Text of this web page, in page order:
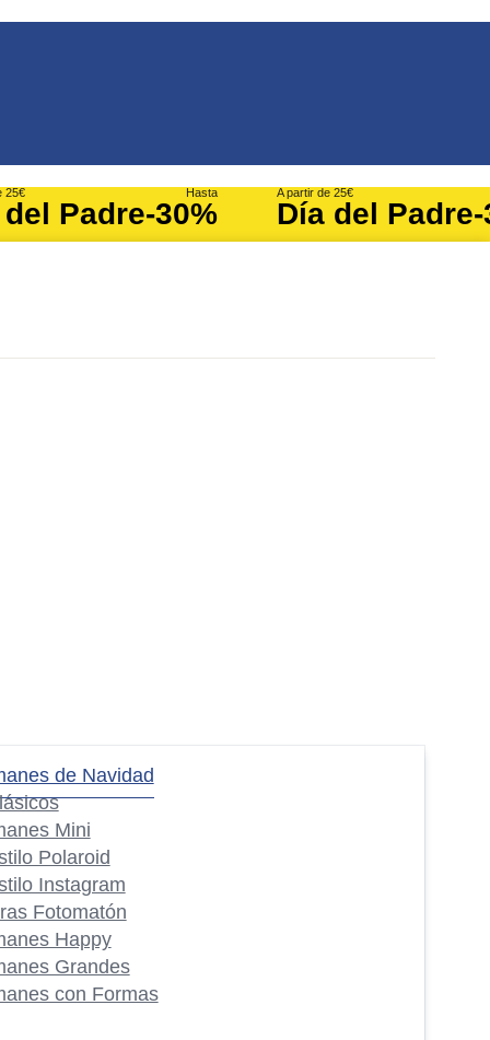
25€
Padre
Hasta
-30%
A partir de 25€
Día del Padre
de Navidad
Mini
Polaroid
Instagram
Fotomatón
Happy
Grandes
con Formas